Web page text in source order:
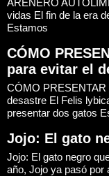
vidas El fin de la era
Estamos
CÓMO
para evitar el
CÓMO PRESENTAR
desastre El Felis
presentar dos gatos
Jojo: El gato
Jojo: El gato negro
año, Jojo ya pasó por